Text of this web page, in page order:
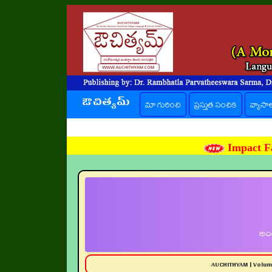
ఔచిత్యమ్ మా గురించి ప్రస్తుత సంచిక (current)
Impact
AUCHITHYAM |